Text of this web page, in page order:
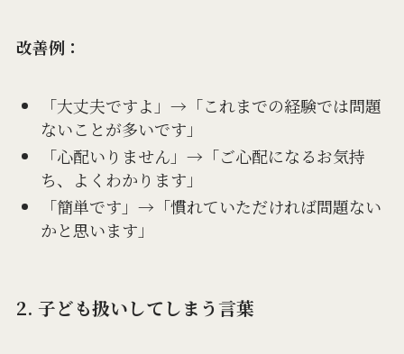
改善例：
「大丈夫ですよ」→「これまでの経験では問題
ないことが多いです」
「心配いりません」→「ご心配になるお気持
ち、よくわかります」
「簡単です」→「慣れていただければ問題ない
かと思います」
2. 子ども扱いしてしまう言葉